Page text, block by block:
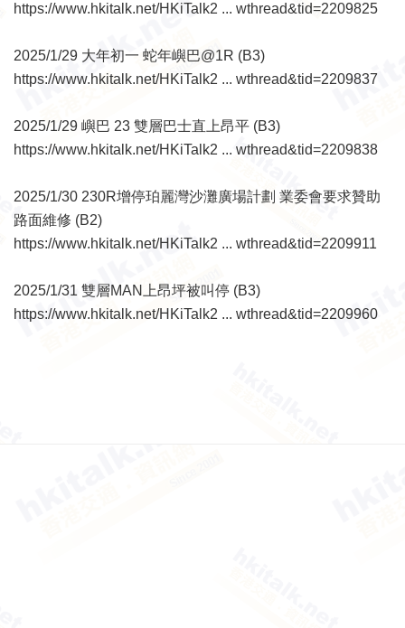
https://www.hkitalk.net/HKiTalk2 ... wthread&tid=2209825
2025/1/29 大年初一 蛇年嶼巴@1R (B3)
https://www.hkitalk.net/HKiTalk2 ... wthread&tid=2209837
2025/1/29 嶼巴 23 雙層巴士直上昂平 (B3)
https://www.hkitalk.net/HKiTalk2 ... wthread&tid=2209838
2025/1/30 230R增停珀麗灣沙灘廣場計劃 業委會要求贊助
路面維修 (B2)
https://www.hkitalk.net/HKiTalk2 ... wthread&tid=2209911
2025/1/31 雙層MAN上昂坪被叫停 (B3)
https://www.hkitalk.net/HKiTalk2 ... wthread&tid=2209960